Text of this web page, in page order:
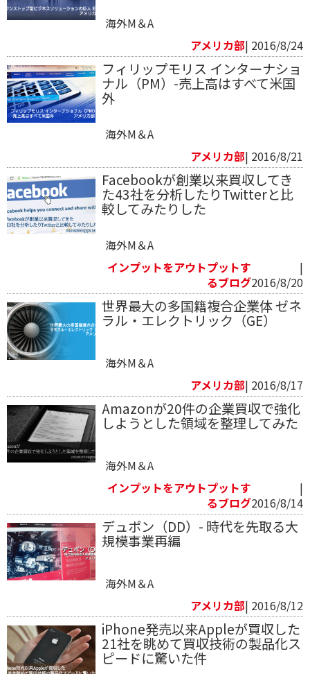
海外M＆A
アメリカ部| 2016/8/24
フィリップモリス インターナショ
ナル（PM）-売上高はすべて米国
外
海外M＆A
アメリカ部| 2016/8/21
Facebookが創業以来買収してき
た43社を分析したりTwitterと比
較してみたりした
海外M＆A
インプットをアウトプットす
るブログ
|
2016/8/20
世界最大の多国籍複合企業体 ゼネ
ラル・エレクトリック（GE）
海外M＆A
アメリカ部| 2016/8/17
Amazonが20件の企業買収で強化
しようとした領域を整理してみた
海外M＆A
インプットをアウトプットす
るブログ
|
2016/8/14
デュポン（DD）- 時代を先取る大
規模事業再編
海外M＆A
アメリカ部| 2016/8/12
iPhone発売以来Appleが買収した
21社を眺めて買収技術の製品化ス
ピードに驚いた件